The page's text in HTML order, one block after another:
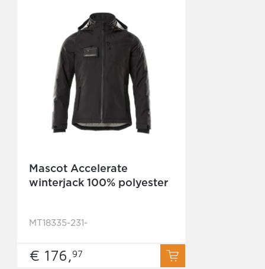
Mascot Accelerate
winterjack 100% polyester
MT18335-231-
€ 176,97